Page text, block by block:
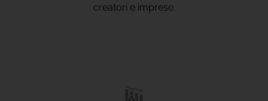
creatori e imprese.